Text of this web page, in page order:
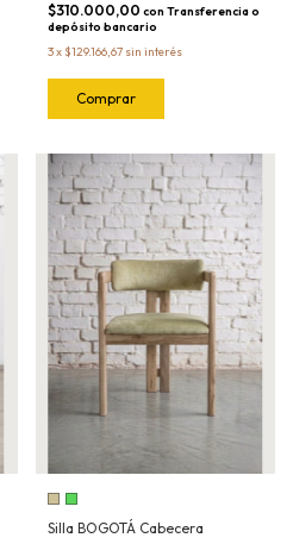
$310.000,00 con Transferencia o
depósito bancario
3x $129.166,67 sin interés
Silla BOGOTÁ Cabecera